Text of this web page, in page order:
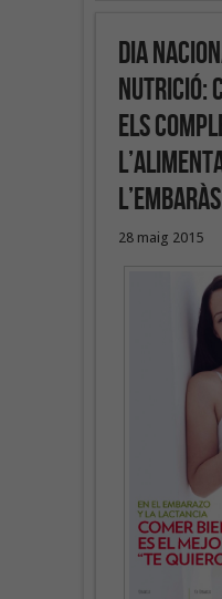
Dia
Nutrició:
els
28 maig 2015